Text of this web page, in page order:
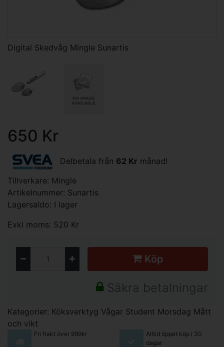
Digital Skedvåg Mingle Sunartis
650 Kr
Delbetala från 62 Kr månad!
Tillverkare: Mingle
Artikelnummer: Sunartis
Lagersaldo: I lager
Exkl moms: 520 Kr
Köp
Säkra betalningar
Kategorier: Köksverktyg Vågar Student Morsdag Mått
och vikt
Fri frakt över 999kr
Alltid öppet köp i 30
dagar